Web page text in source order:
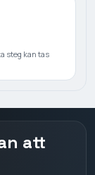
steg kan tas
att